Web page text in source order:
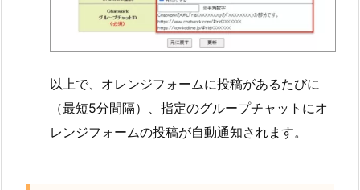
以上で、オレンジフォームに投稿があるたびに
（最短5分間隔）、指定のグループチャットにオ
レンジフォームの投稿が自動通知されます。